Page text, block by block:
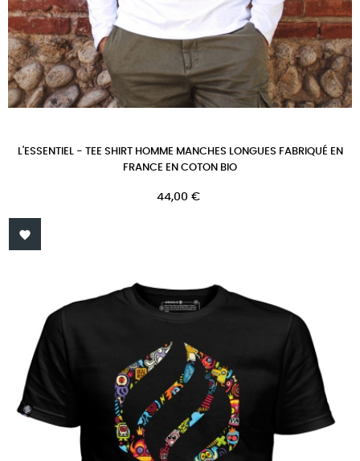
L'ESSENTIEL - TEE SHIRT HOMME MANCHES LONGUES FABRIQUÉ EN
FRANCE EN COTON BIO
Prix
44,00 €
